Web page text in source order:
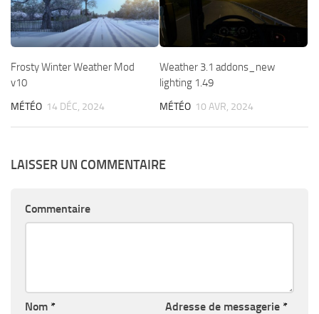
Frosty Winter Weather Mod
v10
MÉTÉO 14 DÉC, 2024
Weather 3.1 addons_new
lighting 1.49
MÉTÉO 10 AVR, 2024
LAISSER UN COMMENTAIRE
Commentaire
Nom * Adresse de messagerie *